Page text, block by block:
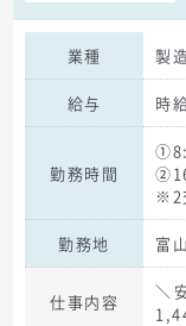
業種 製
給与 時
勤務時間
※2
勤務地 富
仕事内容
＼